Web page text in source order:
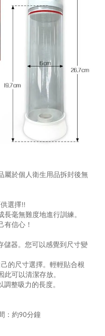
屬於個人衛生用品拆封後無
選擇!!
毫無難度地進行訓練。
有信心！
器。您可以感覺到尺寸變
的尺寸選擇。輕輕貼合根
可以清潔存放。
整吸力的長度。
：約90分鐘